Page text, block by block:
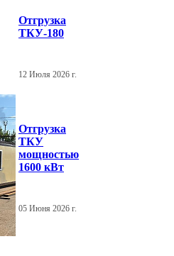
Отгрузка
ТКУ-180
12 Июля 2026 г.
Отгрузка
ТКУ
мощностью
1600 кВт
05 Июня 2026 г.